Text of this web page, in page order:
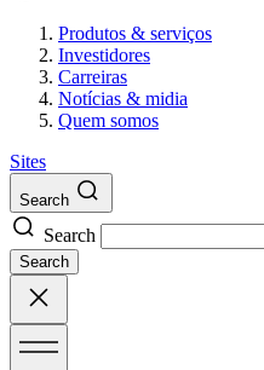
Produtos & serviços
Investidores
Carreiras
Notícias & midia
Quem somos
Sites
Search
Search
Search